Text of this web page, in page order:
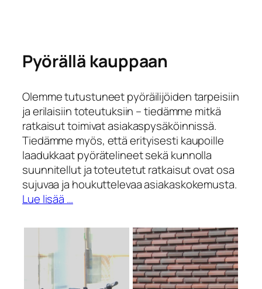
Pyörällä kauppaan
Olemme tutustuneet pyöräilijöiden tarpeisiin
ja erilaisiin toteutuksiin – tiedämme mitkä
ratkaisut toimivat asiakaspysäköinnissä.
Tiedämme myös, että erityisesti kaupoille
laadukkaat pyörätelineet sekä kunnolla
suunnitellut ja toteutetut ratkaisut ovat osa
sujuvaa ja houkuttelevaa asiakaskokemusta.
Lue lisää …